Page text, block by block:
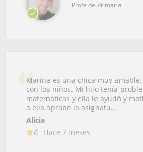
Profe de Primaria
Marina es una chica muy
con los niños. Mi hijo tenía
matemáticas y ella le ayudó y
a ella aprobó la asignatu...
Alicia
4 Hace 7 meses